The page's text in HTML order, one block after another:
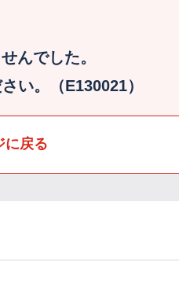
んでした。
い。（E130021）
に戻る